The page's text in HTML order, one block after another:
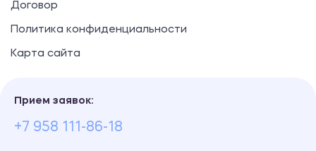
Договор
Политика конфиденциальности
Карта сайта
Прием заявок:
+7 958 111-86-18